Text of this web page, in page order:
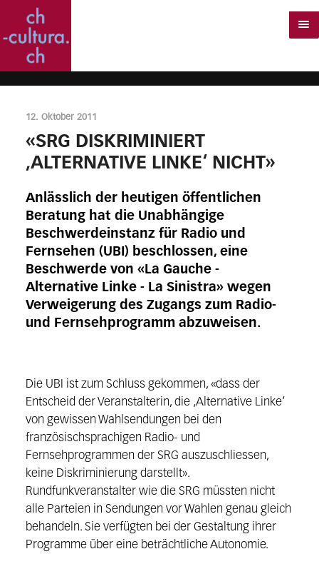
12. Oktober 2011
«SRG DISKRIMINIERT
‚ALTERNATIVE LINKE‘ NICHT»
Anlässlich der heutigen öffentlichen
Beratung hat die Unabhängige
Beschwerdeinstanz für Radio und
Fernsehen (UBI) beschlossen, eine
Beschwerde von «La Gauche -
Alternative Linke - La Sinistra» wegen
Verweigerung des Zugangs zum Radio-
und Fernsehprogramm abzuweisen.
Die UBI ist zum Schluss gekommen, «dass der
Entscheid der Veranstalterin, die ‚Alternative Linke‘
von gewissen Wahlsendungen bei den
französischsprachigen Radio- und
Fernsehprogrammen der SRG auszuschliessen,
keine Diskriminierung darstellt».
Rundfunkveranstalter wie die SRG müssten nicht
alle Parteien in Sendungen vor Wahlen genau gleich
behandeln. Sie verfügten bei der Gestaltung ihrer
Programme über eine beträchtliche Autonomie.